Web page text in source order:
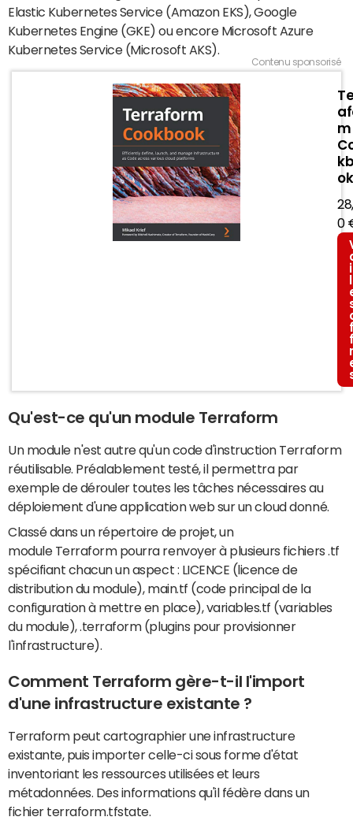
Elastic Kubernetes Service (Amazon EKS), Google
Kubernetes Engine (GKE) ou encore Microsoft Azure
Kubernetes Service (Microsoft AKS).
Contenu sponsorisé
m
ok
0
f
f
r
Qu'est-ce qu'un module Terraform
Un module n'est autre qu'un code d'instruction Terraform
réutilisable. Préalablement testé, il permettra par
exemple de dérouler toutes les tâches nécessaires au
déploiement d'une application web sur un cloud donné.
Classé dans un répertoire de projet, un
module Terraform pourra renvoyer à plusieurs fichiers .tf
spécifiant chacun un aspect : LICENCE (licence de
distribution du module), main.tf (code principal de la
configuration à mettre en place), variables.tf (variables
du module), .terraform (plugins pour provisionner
l'infrastructure).
Comment Terraform gère-t-il l'import
d'une infrastructure existante ?
Terraform peut cartographier une infrastructure
existante, puis importer celle-ci sous forme d'état
inventoriant les ressources utilisées et leurs
métadonnées. Des informations qu'il fédère dans un
fichier terraform.tfstate.